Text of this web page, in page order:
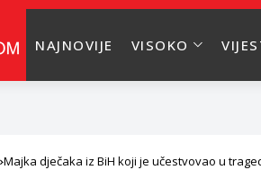
NAJNOVIJE VISOKO
Majka dječaka iz BiH koji je učestvovao u